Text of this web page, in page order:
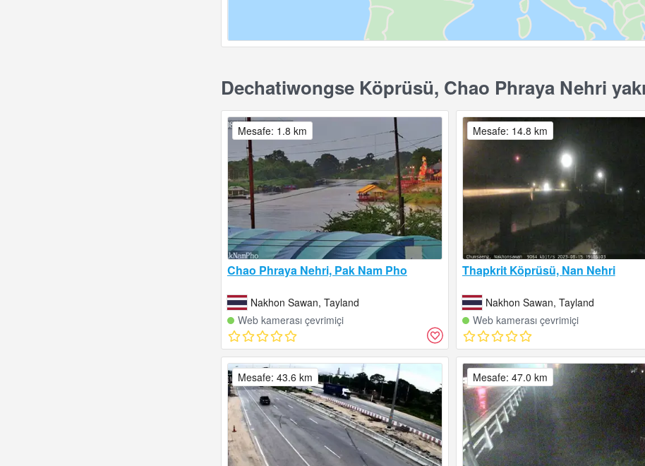
Dechatiwongse Köprüsü, Chao Phraya Nehri
Chao Phraya Nehri, Pak Nam Pho
Nakhon Sawan, Tayland
Web kamerası çevrimiçi
Mesafe: 1.8 km
Thapkrit Köprüsü, Nan Nehri
Nakhon Sawan, Tayland
Web kamerası çevrimiçi
Mesafe: 14.8 km
Mesafe: 43.6 km Mesafe: 47.0 km